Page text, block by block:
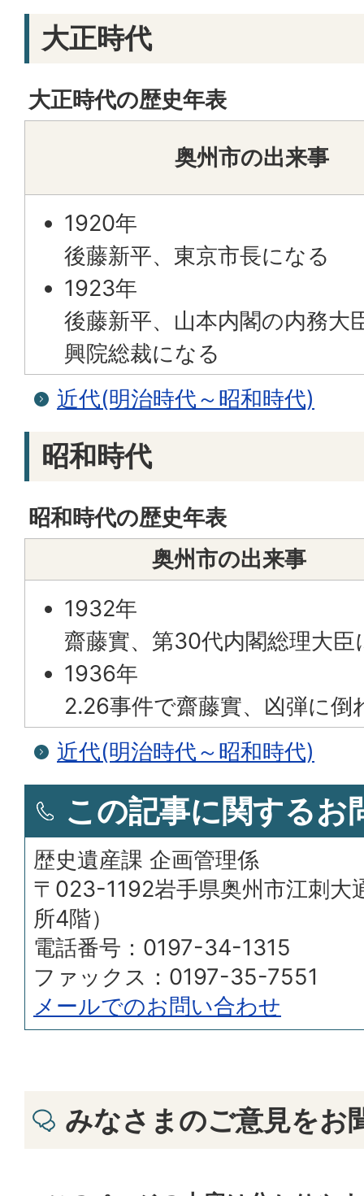
大正時代
大正時代の歴史年表
奥州市の出来事
1920年
後藤新平、東京市長になる
1923年
後藤新平、山本内閣の内務大
興院総裁になる
近代(明治時代～昭和時代)
昭和時代
昭和時代の歴史年表
奥州市の出来事
1932年
齋藤實、第30代内閣総理大臣
1936年
2.26事件で齋藤實、凶弾に倒
近代(明治時代～昭和時代)
この記事に関するお
歴史遺産課 企画管理係
〒023-1192岩手県奥州市江刺大
所4階）
電話番号：0197-34-1315
ファックス：0197-35-7551
メールでのお問い合わせ
みなさまのご意見をお